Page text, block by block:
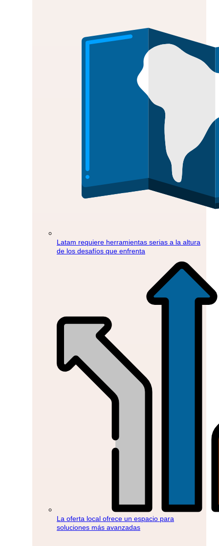
Latam requiere herramientas serias a la altura
de los desafíos que enfrenta
La oferta local ofrece un espacio para
soluciones más avanzadas